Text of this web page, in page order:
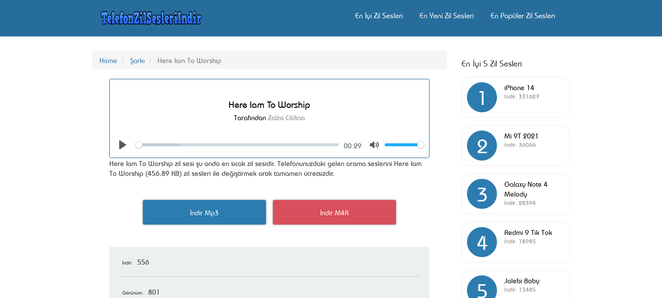
En İyi Zil Sesleri En Yeni Zil Sesleri En Popüler Zil Sesleri
Home Şarkı Here Iam To Worship
Here Iam To Worship
Tarafından Zalza Cildina
Seek
00:29
Volume
Here Iam To Worship zil sesi şu anda en sıcak zil sesidir. Telefonunuzdaki gelen arama seslerini Here Iam
To Worship (456.89 KB) zil sesleri ile değiştirmek artık tamamen ücretsizdir.
İndir Mp3 İndir M4R
İndir: 556
Görünüm: 801
En İyi 5 Zil Sesleri
1 iPhone 14
İndir: 331627
2 Mi 9T 2021
İndir: 36066
3
Galaxy Note 4
Melody
İndir: 28394
4 Redmi 9 Tik Tok
İndir: 18985
5 Jalebi Baby
İndir: 13485